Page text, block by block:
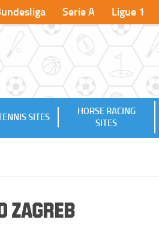
Serie A Ligue 1
SITES
HORSE RACING
SITES
Zagreb